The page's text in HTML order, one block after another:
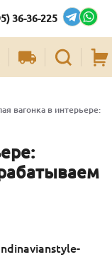
36-36-225
вагонка в интерьере: